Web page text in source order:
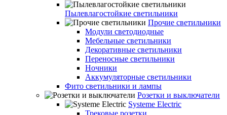
Пылевлагостойкие светильники
Прочие светильники
Модули светодиодные
Мебельные светильники
Декоративные светильники
Переносные светильники
Ночники
Аккумуляторные светильники
Фито светильники и лампы
Розетки и выключатели
Systeme Electric
Трековые розетки